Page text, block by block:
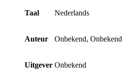
Taal Nederlands
Auteur Onbekend, Onbekend
Uitgever Onbekend